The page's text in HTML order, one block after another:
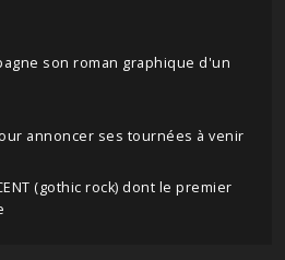
son roman graphique d'un
annoncer ses tournées à venir
(gothic rock) dont le premier